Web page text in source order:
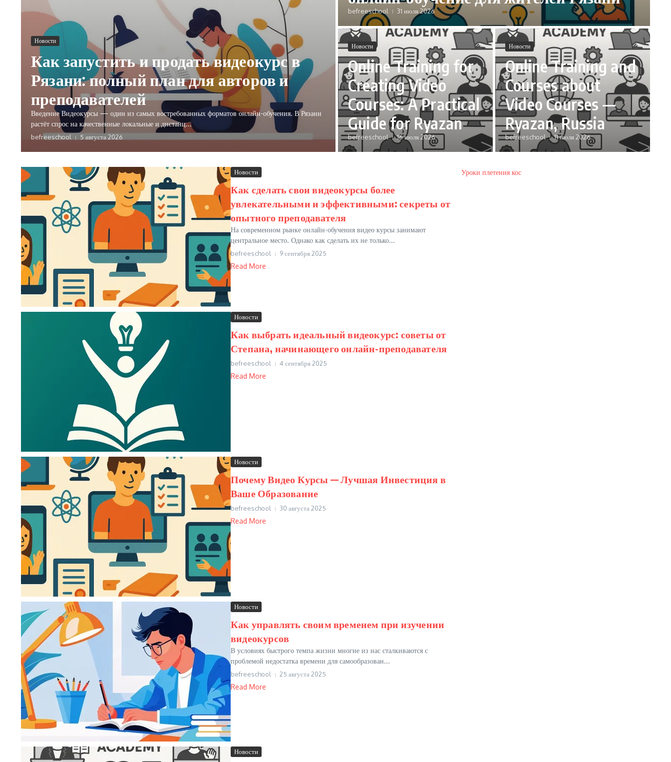
Новости
Как запустить и продать видеокурс в
Рязани: полный план для авторов и
преподавателей
Введение Видеокурсы — один из самых востребованных форматов онлайн-обучения. В Рязани
растёт спрос на качественные локальные и дистанц...
befreeschool 5 августа 2026
befreeschool 31 июля 2026
Новости
Online Training for
Creating Video
Courses: A Practical
Guide for Ryazan
befreeschool 16 июля 2026
Новости
Online Training and
Courses about
Video Courses —
Ryazan, Russia
befreeschool 11 июля 2026
Новости
Как сделать свои видеокурсы более
увлекательными и эффективными: секреты от
опытного преподавателя
На современном рынке онлайн-обучения видео курсы занимают
центральное место. Однако как сделать их не только...
befreeschool 9 сентября 2025
Read More
Новости
Как выбрать идеальный видеокурс: советы от
Степана, начинающего онлайн-преподавателя
befreeschool 4 сентября 2025
Read More
Новости
Почему Видео Курсы — Лучшая Инвестиция в
Ваше Образование
befreeschool 30 августа 2025
Read More
Новости
Как управлять своим временем при изучении
видеокурсов
В условиях быстрого темпа жизни многие из нас сталкиваются с
проблемой недостатка времени для самообразован...
befreeschool 25 августа 2025
Read More
Новости
Уроки плетения кос